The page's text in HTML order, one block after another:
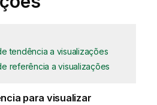
tendência a visualizações
referência a visualizações
para visualizar